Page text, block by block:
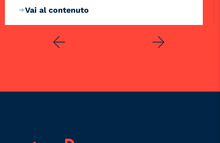
Vai al contenuto